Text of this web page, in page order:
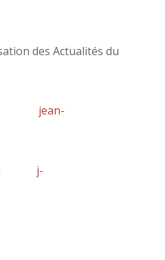
des Actualités du
: jean-
: j-